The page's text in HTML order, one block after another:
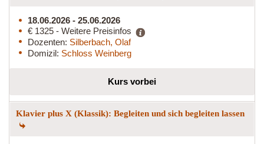
18.06.2026 - 25.06.2026
€ 1325 - Weitere Preisinfos
Dozenten: Silberbach, Olaf
Domizil: Schloss Weinberg
Kurs vorbei
Klavier plus X (Klassik): Begleiten und sich begleiten lassen